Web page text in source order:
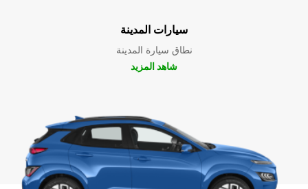
سيارات المدينة
نطاق سيارة المدينة
شاهد المزيد